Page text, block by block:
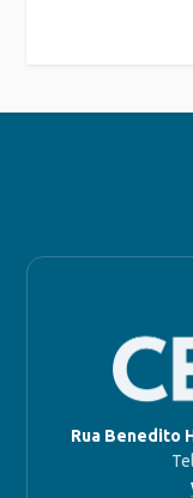
Rua Benedito